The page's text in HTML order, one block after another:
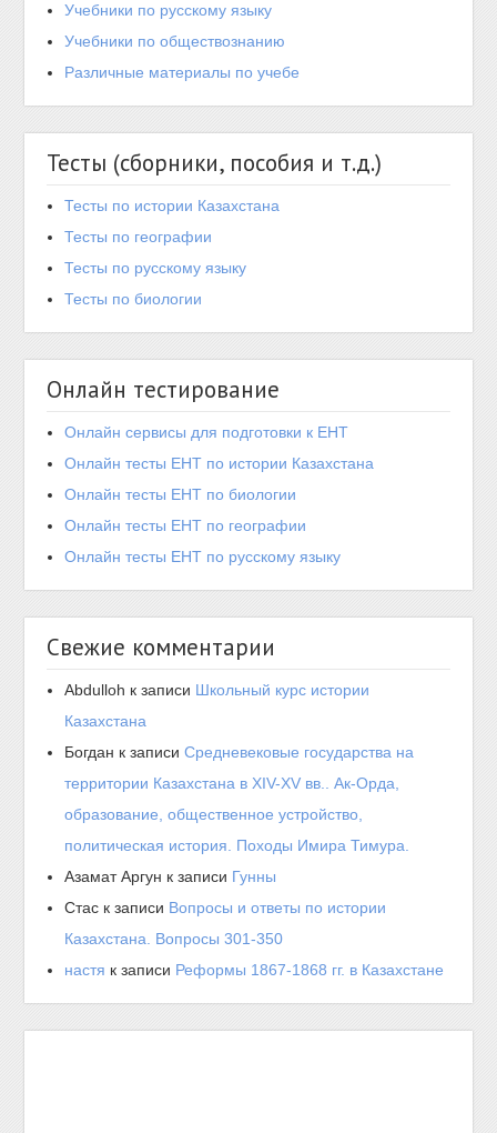
Учебники по русскому языку
Учебники по обществознанию
Различные материалы по учебе
Тесты (сборники, пособия и т.д.)
Тесты по истории Казахстана
Тесты по географии
Тесты по русскому языку
Тесты по биологии
Онлайн тестирование
Онлайн сервисы для подготовки к ЕНТ
Онлайн тесты ЕНТ по истории Казахстана
Онлайн тесты ЕНТ по биологии
Онлайн тесты ЕНТ по географии
Онлайн тесты ЕНТ по русскому языку
Свежие комментарии
Abdulloh к записи Школьный курс истории
Казахстана
Богдан к записиСредневековые государства на
территории Казахстана в XIV-XV вв.. Ак-Орда,
образование, общественное устройство,
политическая история. Походы Имира Тимура.
Азамат Аргун к записи Гунны
Стас к записи Вопросы и ответы по истории
Казахстана. Вопросы 301-350
настя к записи Реформы 1867-1868 гг. в Казахстане